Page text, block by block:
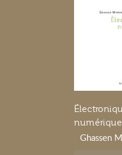
numérique
Ghassen